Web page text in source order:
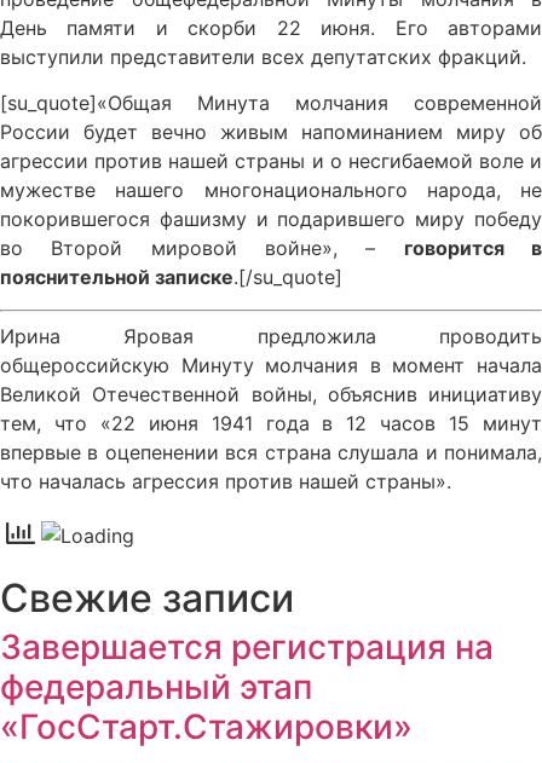
День памяти и скорби 22 июня. Его авторами
выступили представители всех депутатских фракций.
[su_quote]«Общая Минута молчания современной
России будет вечно живым напоминанием миру об
агрессии против нашей страны и о несгибаемой воле и
мужестве нашего многонационального народа, не
покорившегося фашизму и подарившего миру победу
во Второй мировой войне», – говорится в
пояснительной записке.[/su_quote]
Ирина Яровая предложила проводить
общероссийскую Минуту молчания в момент начала
Великой Отечественной войны, объяснив инициативу
тем, что «22 июня 1941 года в 12 часов 15 минут
впервые в оцепенении вся страна слушала и понимала,
что началась агрессия против нашей страны».
Свежие записи
Завершается регистрация на
федеральный этап
«ГосСтарт.Стажировки»